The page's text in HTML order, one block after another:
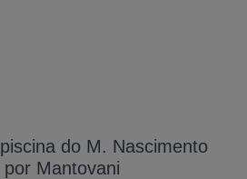
do M. Nascimento
Mantovani